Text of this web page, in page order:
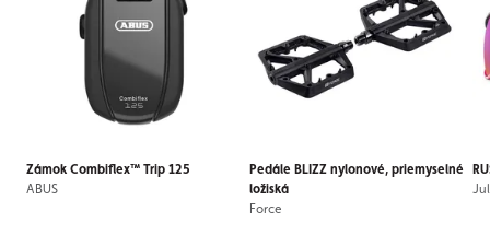
Zámok Combiflex™ Trip 125
ABUS
Pedále BLIZZ nylonové, priemyselné
ložiská
Force